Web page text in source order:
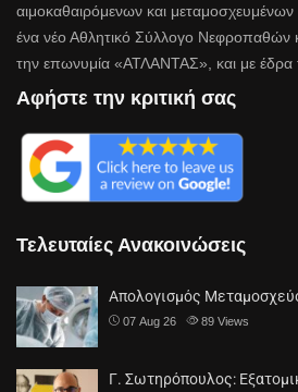
αιμοκαθαιρόμενων και
ένα νέο Αθλητικό Σύλλογο Νεφροπαθών
την επωνυμία «ΑΤΛΑΝΤΑΣ», και με έδρα
Αφήστε την κριτική σας
Τελευταίες Ανακοινώσεις
Απολογισμός
07 Aug 26 89 Views
Γ. Σωτηρόπουλος: